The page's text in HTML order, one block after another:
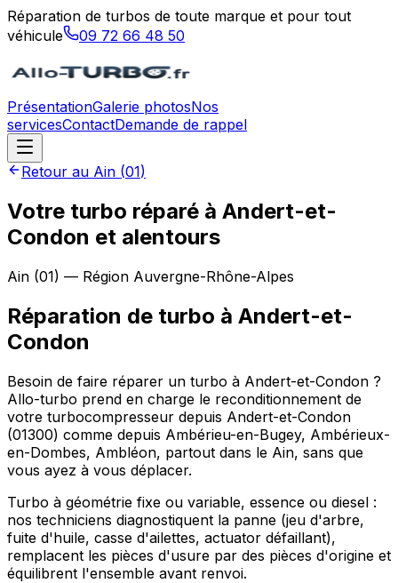
Réparation de turbos de toute marque et pour tout
véhicule
09 72 66 48 50
PrésentationGalerie photosNos
servicesContactDemande de rappel
Retour au Ain (01)
Votre turbo réparé à Andert-et-
Condon et alentours
Ain (01) — Région Auvergne-Rhône-Alpes
Réparation de turbo à Andert-et-
Condon
Besoin de faire réparer un turbo à Andert-et-Condon ?
Allo-turbo prend en charge le reconditionnement de
votre turbocompresseur depuis Andert-et-Condon
(01300) comme depuis Ambérieu-en-Bugey, Ambérieux-
en-Dombes, Ambléon, partout dans le Ain, sans que
vous ayez à vous déplacer.
Turbo à géométrie fixe ou variable, essence ou diesel :
nos techniciens diagnostiquent la panne (jeu d'arbre,
fuite d'huile, casse d'ailettes, actuator défaillant),
remplacent les pièces d'usure par des pièces d'origine et
équilibrent l'ensemble avant renvoi.